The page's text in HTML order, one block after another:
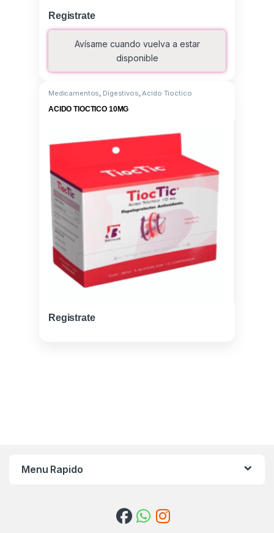
Registrate
Avísame cuando vuelva a estar
disponible
Medicamentos, Digestivos,Acido Tioctico
ACIDO TIOCTICO 10MG
Registrate
Menu Rapido